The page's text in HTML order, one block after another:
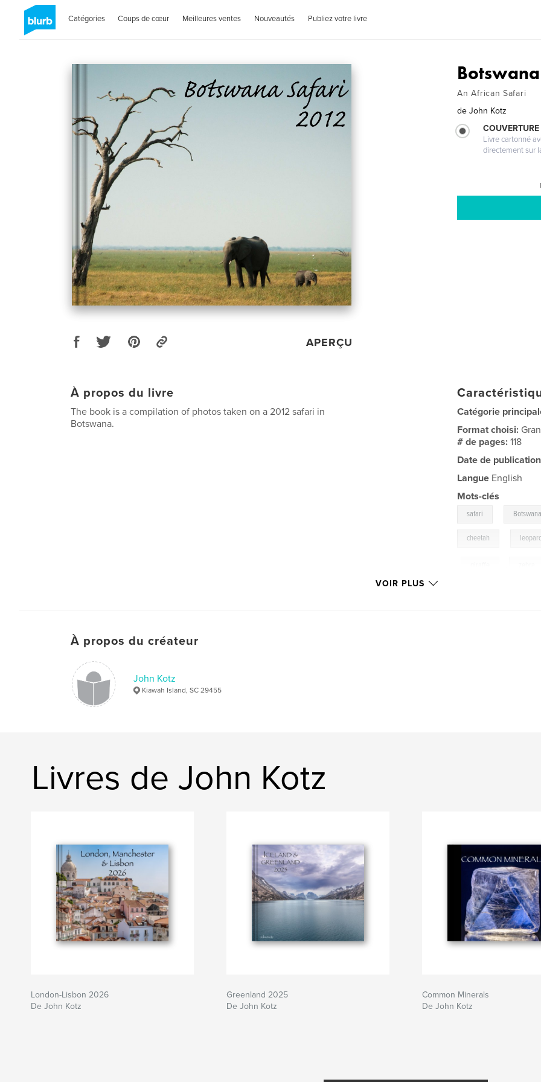
Catégories Coups de cœur Meilleures ventes Nouveautés Publiez votre livre
APERÇU
An African Safari
de John Kotz
Livre cartonné
directement sur
À propos du livre
The book is a compilation of photos taken on a 2012 safari in
Botswana.
Catégorie
Format choisi:
# de pages:118
Date de
Langue English
Mots-clés
safari Botswana
cheetah
VOIR PLUS
À propos du créateur
John Kotz
Kiawah Island, SC 29455
Livres de John Kotz
London-Lisbon 2026
De John Kotz
Greenland 2025
De John Kotz
Common Minerals
De John Kotz